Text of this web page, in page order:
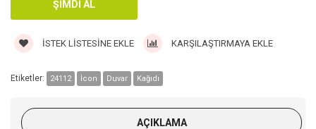
İSTEK LISTESINE EKLE KARŞILAŞTIRMAYA EKLE
Etiketler: 24112 İcon Duvar Kağıdı
AÇIKLAMA